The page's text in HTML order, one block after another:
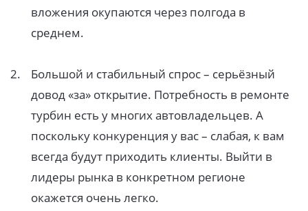
вложения окупаются через полгода в
среднем.
Большой и стабильный спрос – серьёзный
довод «за» открытие. Потребность в ремонте
турбин есть у многих автовладельцев. А
поскольку конкуренция у вас – слабая, к вам
всегда будут приходить клиенты. Выйти в
лидеры рынка в конкретном регионе
окажется очень легко.